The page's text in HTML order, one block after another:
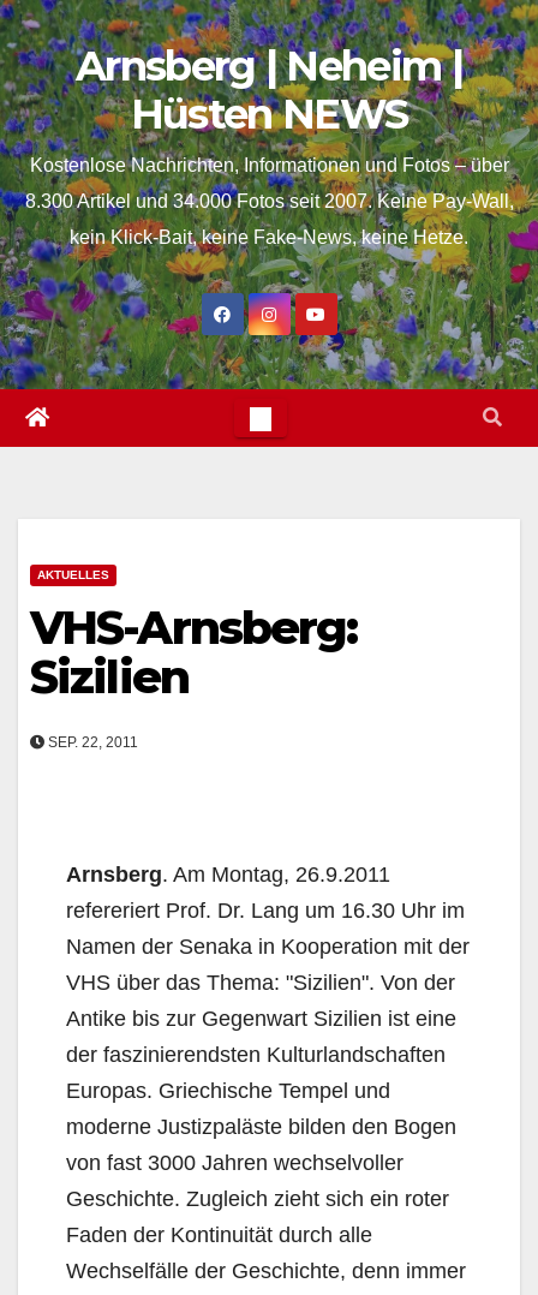
springen
Skip
to
content
Arnsberg | Neheim |
Hüsten NEWS
Kostenlose Nachrichten, Informationen und Fotos – über
8.300 Artikel und 34.000 Fotos seit 2007. Keine Pay-Wall,
kein Klick-Bait, keine Fake-News, keine Hetze.
AKTUELLES
VHS-Arnsberg:
Sizilien
SEP. 22, 2011
Arnsberg. Am Montag, 26.9.2011
refereriert Prof. Dr. Lang um 16.30 Uhr im
Namen der Senaka in Kooperation mit der
VHS über das Thema: "Sizilien". Von der
Antike bis zur Gegenwart Sizilien ist eine
der faszinierendsten Kulturlandschaften
Europas. Griechische Tempel und
moderne Justizpaläste bilden den Bogen
von fast 3000 Jahren wechselvoller
Geschichte. Zugleich zieht sich ein roter
Faden der Kontinuität durch alle
Wechselfälle der Geschichte, denn immer